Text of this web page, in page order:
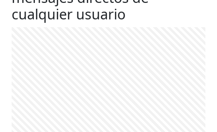
cualquier usuario